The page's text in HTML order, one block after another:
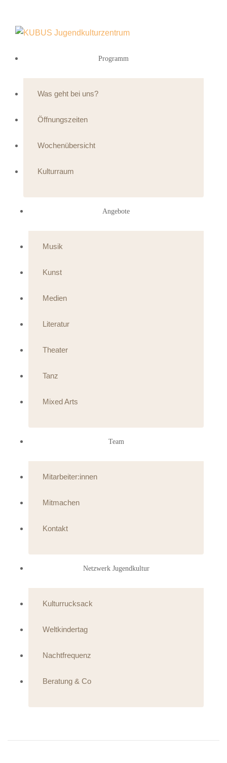
Programm
Was geht bei uns?
Öffnungszeiten
Wochenübersicht
Kulturraum
Angebote
Musik
Kunst
Medien
Literatur
Theater
Tanz
Mixed Arts
Team
Mitarbeiter:innen
Mitmachen
Kontakt
Netzwerk Jugendkultur
Kulturrucksack
Weltkindertag
Nachtfrequenz
Beratung & Co